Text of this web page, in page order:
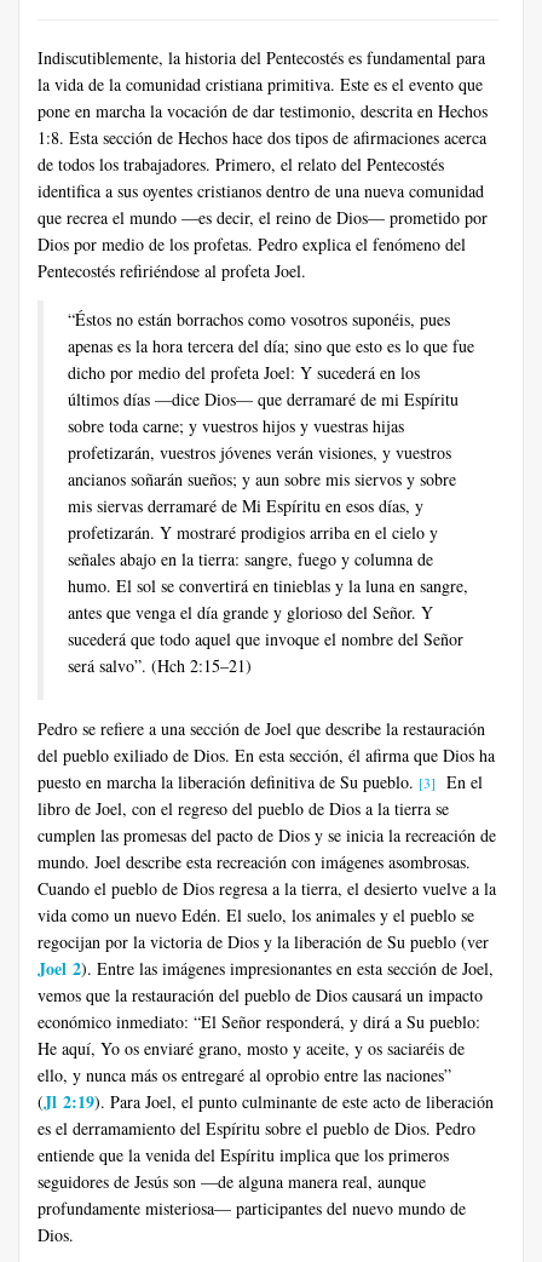
Indiscutiblemente, la historia del Pentecostés es fundamental para
la vida de la comunidad cristiana primitiva. Este es el evento que
pone en marcha la vocación de dar testimonio, descrita en Hechos
1:8. Esta sección de Hechos hace dos tipos de afirmaciones acerca
de todos los trabajadores. Primero, el relato del Pentecostés
identifica a sus oyentes cristianos dentro de una nueva comunidad
que recrea el mundo —es decir, el reino de Dios— prometido por
Dios por medio de los profetas. Pedro explica el fenómeno del
Pentecostés refiriéndose al profeta Joel.
“Éstos no están borrachos como vosotros suponéis, pues
apenas es la hora tercera del día; sino que esto es lo que fue
dicho por medio del profeta Joel: Y sucederá en los
últimos días —dice Dios— que derramaré de mi Espíritu
sobre toda carne; y vuestros hijos y vuestras hijas
profetizarán, vuestros jóvenes verán visiones, y vuestros
ancianos soñarán sueños; y aun sobre mis siervos y sobre
mis siervas derramaré de Mi Espíritu en esos días, y
profetizarán. Y mostraré prodigios arriba en el cielo y
señales abajo en la tierra: sangre, fuego y columna de
humo. El sol se convertirá en tinieblas y la luna en sangre,
antes que venga el día grande y glorioso del Señor. Y
sucederá que todo aquel que invoque el nombre del Señor
será salvo”. (Hch 2:15–21)
Pedro se refiere a una sección de Joel que describe la restauración
del pueblo exiliado de Dios. En esta sección, él afirma que Dios ha
puesto en marcha la liberación definitiva de Su pueblo. [3]
En el
libro de Joel, con el regreso del pueblo de Dios a la tierra se
cumplen las promesas del pacto de Dios y se inicia la recreación de
mundo. Joel describe esta recreación con imágenes asombrosas.
Cuando el pueblo de Dios regresa a la tierra, el desierto vuelve a la
vida como un nuevo Edén. El suelo, los animales y el pueblo se
regocijan por la victoria de Dios y la liberación de Su pueblo (ver
Joel 2). Entre las imágenes impresionantes en esta sección de Joel,
vemos que la restauración del pueblo de Dios causará un impacto
económico inmediato: “El Señor responderá, y dirá a Su pueblo:
He aquí, Yo os enviaré grano, mosto y aceite, y os saciaréis de
ello, y nunca más os entregaré al oprobio entre las naciones”
(Jl 2:19). Para Joel, el punto culminante de este acto de liberación
es el derramamiento del Espíritu sobre el pueblo de Dios. Pedro
entiende que la venida del Espíritu implica que los primeros
seguidores de Jesús son —de alguna manera real, aunque
profundamente misteriosa— participantes del nuevo mundo de
Dios.